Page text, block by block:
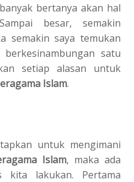
bertanya akan hal
besar, semakin
semakin saya temukan
satu
setiap alasan untuk
Islam.
untuk mengimani
Islam, maka ada
kita lakukan. Pertama